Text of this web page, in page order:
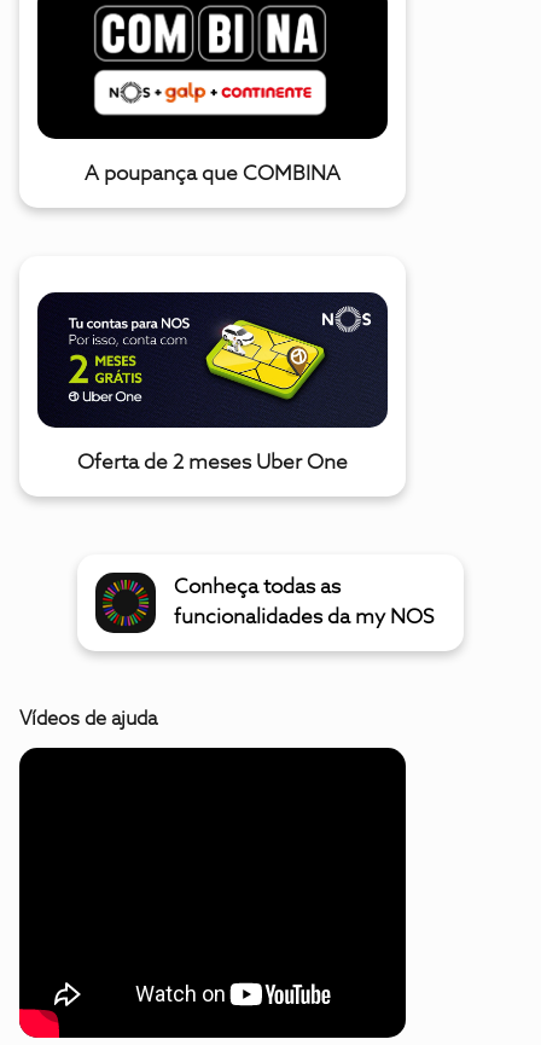
A poupança que COMBINA
Oferta de 2 meses Uber One
Conheça todas as
funcionalidades da my NOS
Vídeos de ajuda